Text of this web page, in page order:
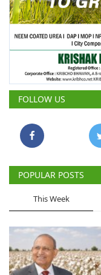
FOLLOW US
POPULAR POSTS
This Week